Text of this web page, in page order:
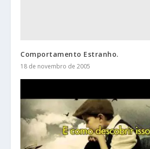
Comportamento Estranho.
18 de novembro de 2005